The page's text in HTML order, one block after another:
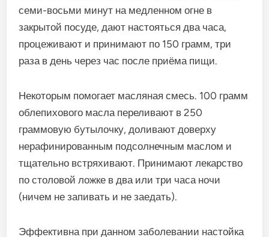
семи-восьми минут на медленном огне в
закрытой посуде, дают настояться два часа,
процеживают и принимают по 150 грамм, три
раза в день через час после приёма пищи.
Некоторым помогает масляная смесь. 100 грамм
облепихового масла переливают в 250
граммовую бутылочку, доливают доверху
нерафинированным подсолнечным маслом и
тщательно встряхивают. Принимают лекарство
по столовой ложке в два или три часа ночи
(ничем не запивать и не заедать).
Эффективна при данном заболевании настойка